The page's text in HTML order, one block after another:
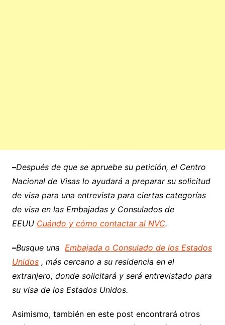
–Después de que se apruebe su petición, el Centro
Nacional de Visas lo ayudará a preparar su solicitud
de visa para una entrevista para ciertas categorías
de visa en las Embajadas y Consulados de
EEUU Cuándo y cómo contactar al NVC.
–Busque una Embajada o Consulado de los Estados
Unidos, más cercano a su residencia en el
extranjero, donde solicitará y será entrevistado para
su visa de los Estados Unidos.
Asimismo, también en este post encontrará otros